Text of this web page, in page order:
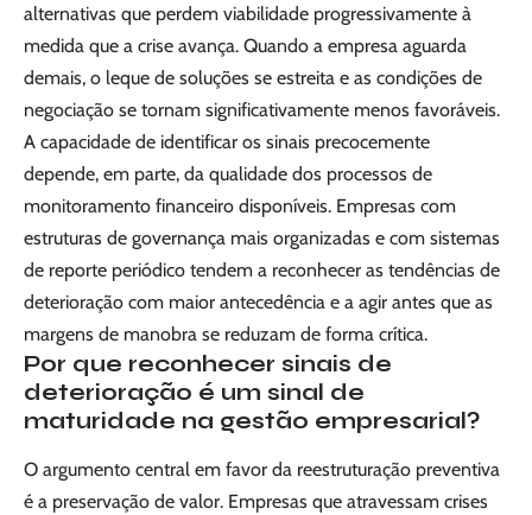
alternativas que perdem viabilidade progressivamente à
medida que a crise avança. Quando a empresa aguarda
demais, o leque de soluções se estreita e as condições de
negociação se tornam significativamente menos favoráveis.
A capacidade de identificar os sinais precocemente
depende, em parte, da qualidade dos processos de
monitoramento financeiro disponíveis. Empresas com
estruturas de governança mais organizadas e com sistemas
de reporte periódico tendem a reconhecer as tendências de
deterioração com maior antecedência e a agir antes que as
margens de manobra se reduzam de forma crítica.
Por que reconhecer sinais de
deterioração é um sinal de
maturidade na gestão empresarial?
O argumento central em favor da reestruturação preventiva
é a preservação de valor. Empresas que atravessam crises